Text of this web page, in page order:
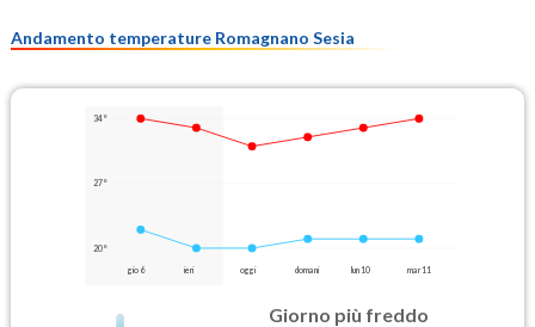
Andamento temperature Romagnano Sesia
34°
27°
20°
gio 6 ieri oggi domani lun 10 mar 11
Giorno più freddo